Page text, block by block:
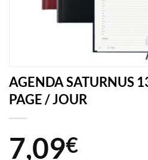
AGENDA SATURNUS
PAGE / JOUR
7,09€